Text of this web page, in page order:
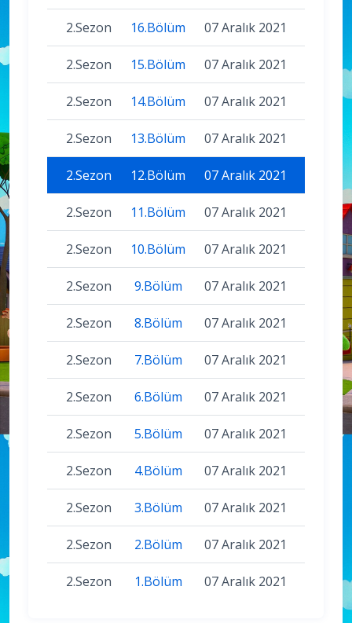
2.Sezon 16.Bölüm 07 Aralık 2021
2.Sezon 15.Bölüm 07 Aralık 2021
2.Sezon 14.Bölüm 07 Aralık 2021
2.Sezon 13.Bölüm 07 Aralık 2021
2.Sezon 12.Bölüm 07 Aralık 2021
2.Sezon 11.Bölüm 07 Aralık 2021
2.Sezon 10.Bölüm 07 Aralık 2021
2.Sezon 9.Bölüm 07 Aralık 2021
2.Sezon 8.Bölüm 07 Aralık 2021
2.Sezon 7.Bölüm 07 Aralık 2021
2.Sezon 6.Bölüm 07 Aralık 2021
2.Sezon 5.Bölüm 07 Aralık 2021
2.Sezon 4.Bölüm 07 Aralık 2021
2.Sezon 3.Bölüm 07 Aralık 2021
2.Sezon 2.Bölüm 07 Aralık 2021
2.Sezon 1.Bölüm 07 Aralık 2021